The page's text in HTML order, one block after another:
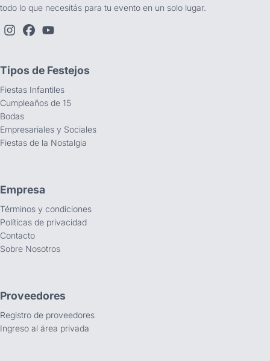
todo lo que necesitás para tu evento en un solo lugar.
Tipos de Festejos
Fiestas Infantiles
Cumpleaños de 15
Bodas
Empresariales y Sociales
Fiestas de la Nostalgia
Empresa
Términos y condiciones
Políticas de privacidad
Contacto
Sobre Nosotros
Proveedores
Registro de proveedores
Ingreso al área privada